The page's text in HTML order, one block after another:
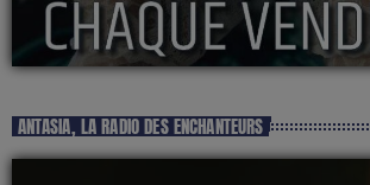
ANTASIA, LA RADIO DES ENCHANTEURS